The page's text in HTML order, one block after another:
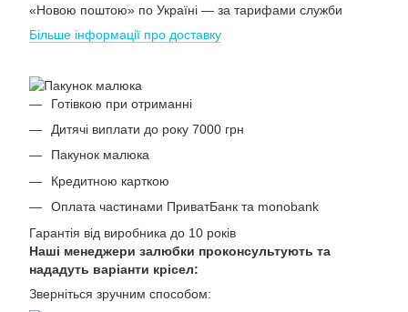
«Новою поштою» по Україні — за тарифами служби
Більше інформації про доставку
Готівкою при отриманні
Дитячі виплати до року 7000 грн
Пакунок малюка
Кредитною карткою
Оплата частинами ПриватБанк та monobank
Гарантія від виробника до 10 років
Наші менеджери залюбки проконсультують та
нададуть варіанти крісел:
Зверніться зручним способом: